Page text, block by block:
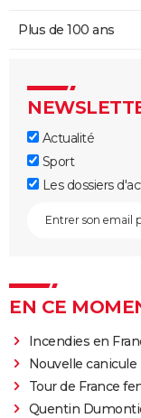
Plus de 100 ans
Actualité
Sport
Les dossiers
EN CE
Incendies en
Nouvelle canicule
Tour de France
Quentin